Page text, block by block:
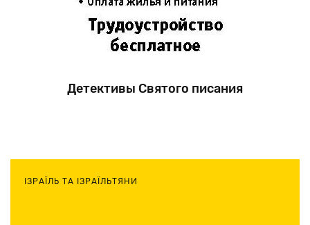
Детективы Святого писания
ІЗРАЇЛЬ ТА ІЗРАЇЛЬТЯНИ